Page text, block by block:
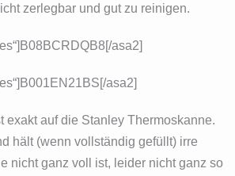
zerlegbar und gut zu reinigen.
asa2]
asa2]
exakt auf die Stanley Thermoskanne.
hält (wenn vollständig gefüllt) irre
nicht ganz voll ist, leider nicht ganz so